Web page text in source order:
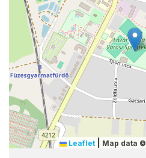
Leaflet Map data ©